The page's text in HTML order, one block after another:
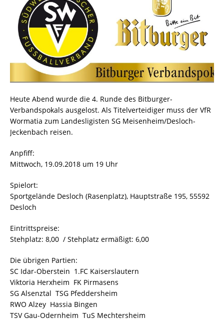
Heute Abend wurde die 4. Runde des Bitburger-
Verbandspokals ausgelost. Als Titelverteidiger muss der VfR
Wormatia zum Landesligisten SG Meisenheim/Desloch-
Jeckenbach reisen.
Anpfiff:
Mittwoch, 19.09.2018 um 19 Uhr
Spielort:
Sportgelände Desloch (Rasenplatz), Hauptstraße 195, 55592
Desloch
Eintrittspreise:
Stehplatz: 8,00  / Stehplatz ermäßigt: 6,00 
Die übrigen Partien:
SC Idar-Oberstein  1.FC Kaiserslautern
Viktoria Herxheim  FK Pirmasens
SG Alsenztal  TSG Pfeddersheim
RWO Alzey  Hassia Bingen
TSV Gau-Odernheim  TuS Mechtersheim